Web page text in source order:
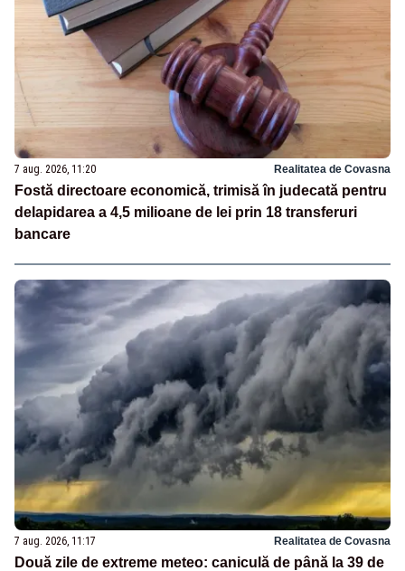
7 aug. 2026, 11:20 Realitatea de Covasna
Fostă directoare economică, trimisă în judecată pentru
delapidarea a 4,5 milioane de lei prin 18 transferuri
bancare
7 aug. 2026, 11:17 Realitatea de Covasna
Două zile de extreme meteo: caniculă de până la 39 de